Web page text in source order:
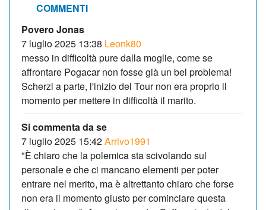
COMMENTI
Povero Jonas
7 luglio 2025 13:38 Leonk80
messo in difficoltà pure dalla moglie, come se
affrontare Pogacar non fosse già un bel problema!
Scherzi a parte, l'inizio del Tour non era proprio il
momento per mettere in difficoltà il marito.
Si commenta da se
7 luglio 2025 15:42Arrivo1991
"È chiaro che la polemica sta scivolando sul
personale e che ci mancano elementi per poter
entrare nel merito, ma è altrettanto chiaro che forse
non era il momento giusto per cominciare questa